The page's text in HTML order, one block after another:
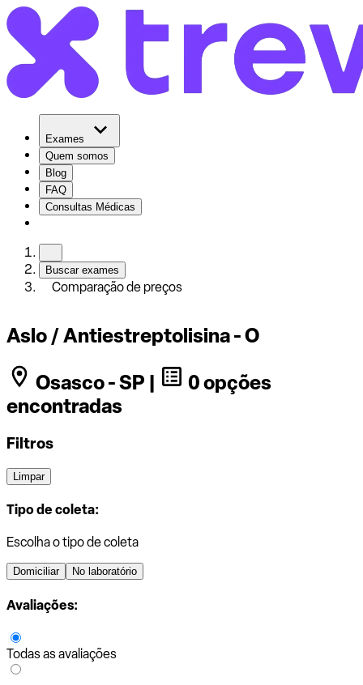
Exames
Quem somos
Blog
FAQ
Consultas Médicas
Buscar exames
Comparação de preços
Aslo / Antiestreptolisina - O
Osasco - SP |
0 opções
encontradas
Filtros
Limpar
Tipo de coleta:
Escolha o tipo de coleta
Domiciliar No laboratório
Avaliações:
Todas as avaliações